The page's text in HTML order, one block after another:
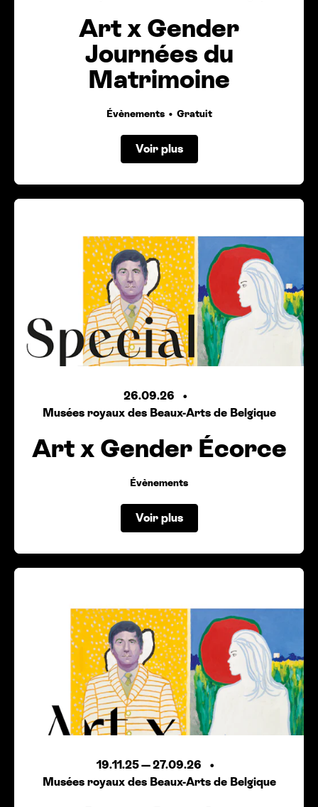
Art x Gender
Journées du
Matrimoine
Évènements Gratuit
Voir plus
26.09.26
Musées royaux des Beaux-Arts de Belgique
Art x Gender Écorce
Évènements
Voir plus
19.11.25—27.09.26
Musées royaux des Beaux-Arts de Belgique